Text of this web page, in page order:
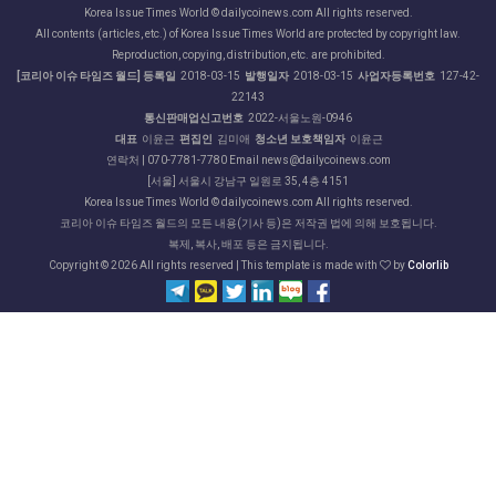
Korea Issue Times World © dailycoinews.com All rights reserved.
All contents (articles, etc.) of Korea Issue Times World are protected by copyright law.
Reproduction, copying, distribution, etc. are prohibited.
[코리아 이슈 타임즈 월드] 등록일 2018-03-15 발행일자 2018-03-15 사업자등록번호 127-42-
22143
통신판매업신고번호 2022-서울노원-0946
대표 이윤근 편집인 김미애 청소년 보호책임자 이윤근
연락처 | 070-7781-7780 Email news@dailycoinews.com
[서울] 서울시 강남구 일원로 35, 4층 4151
Korea Issue Times World © dailycoinews.com All rights reserved.
코리아 이슈 타임즈 월드의 모든 내용(기사 등)은 저작권 법에 의해 보호됩니다.
복제, 복사, 배포 등은 금지됩니다.
Copyright ©2026 All rights reserved | This template is made with byColorlib